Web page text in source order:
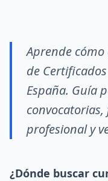
Aprende
de
España. Guía
profesional y
¿Dónde buscar